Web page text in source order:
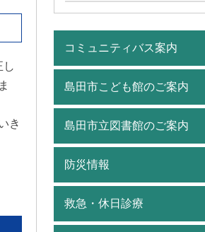
し
き
コミュニティバス案内
島田市こども館のご案内
島田市立図書館のご案内
防災情報
救急・休日診療